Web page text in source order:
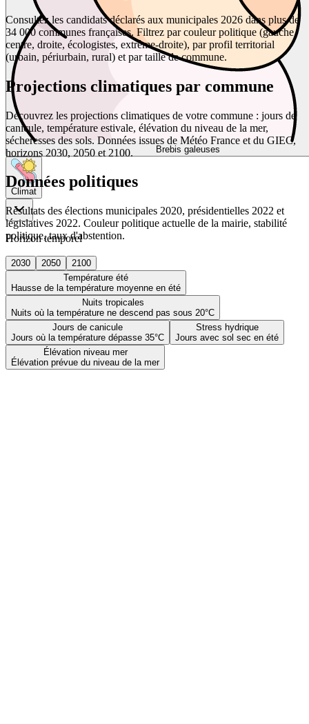
Brebis galeuses
Climat
Horizon temporel
2030 2050
2100
Température été
Hausse de la température moyenne en été
Nuits tropicales
Nuits où la température ne descend pas sous 20°C
Jours de canicule
Jours où la température dépasse 35°C
Stress hydrique
Jours avec sol sec en été
Élévation niveau mer
Élévation prévue du niveau de la mer
Consultez les candidats déclarés aux municipales 2026 dans plus de
34 000 communes françaises. Filtrez par couleur politique (gauche,
centre, droite, écologistes, extrême-droite), par profil territorial
(urbain, périurbain, rural) et par taille de commune.
Projections climatiques par commune
Découvrez les projections climatiques de votre commune : jours de
canicule, température estivale, élévation du niveau de la mer,
sécheresses des sols. Données issues de Météo France et du GIEC,
horizons 2030, 2050 et 2100.
Données politiques
Résultats des élections municipales 2020, présidentielles 2022 et
législatives 2022. Couleur politique actuelle de la mairie, stabilité
politique, taux d'abstention.